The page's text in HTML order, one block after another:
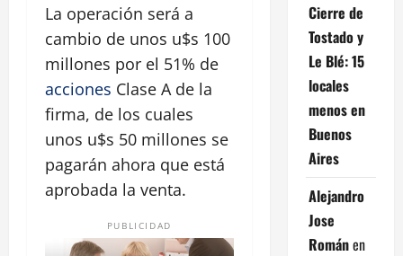
La operación será a
cambio de unos u$s 100
millones por el 51% de
acciones Clase A de la
firma, de los cuales
unos u$s 50 millones se
pagarán ahora que está
aprobada la venta.
PUBLICIDAD
Cierre de
Tostado y
Le Blé: 15
locales
menos en
Buenos
Aires
Alejandro
Jose
Románen